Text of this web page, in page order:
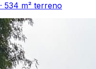
· 534 m² terreno